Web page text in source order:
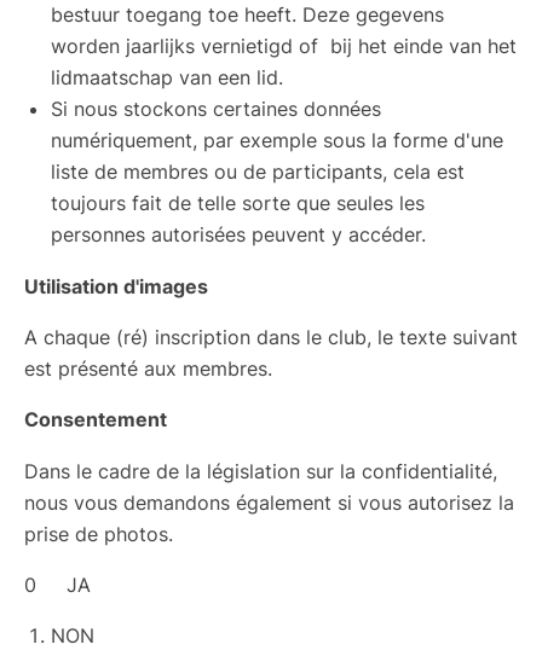
bestuur toegang toe heeft. Deze gegevens
worden jaarlijks vernietigd of bij het einde van het
lidmaatschap van een lid.
Si nous stockons certaines données
numériquement, par exemple sous la forme d'une
liste de membres ou de participants, cela est
toujours fait de telle sorte que seules les
personnes autorisées peuvent y accéder.
Utilisation d'images
A chaque (ré) inscription dans le club, le texte suivant
est présenté aux membres.
Consentement
Dans le cadre de la législation sur la confidentialité,
nous vous demandons également si vous autorisez la
prise de photos.
0 JA
NON